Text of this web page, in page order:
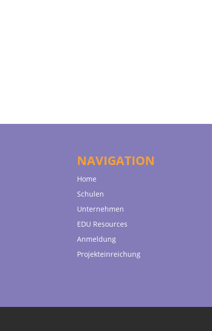
NAVIGATION
Home
Schulen
Unternehmen
EDU Resources
Anmeldung
Projekteinreichung